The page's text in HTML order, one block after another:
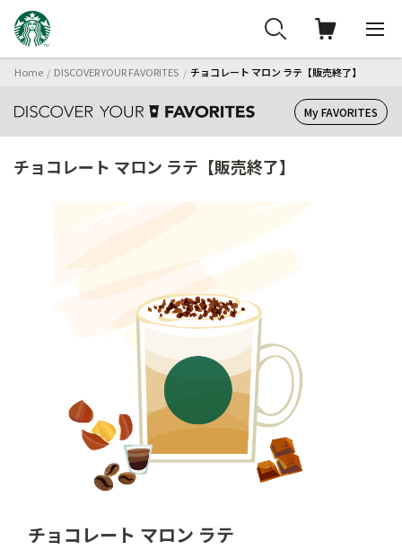
Home DISCOVER YOUR FAVORITES チョコレート マロン ラテ【販売終了】
My FAVORITES
チョコレート マロン ラテ【販売終了】
チョコレート マロン ラテ